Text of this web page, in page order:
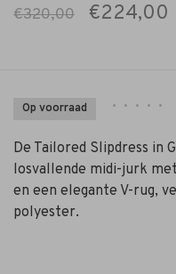
€320,00 €224,00
Op voorraad • • • • •
De Tailored Slipdress in
losvallende midi-jurk
en een elegante V-rug,
polyester.